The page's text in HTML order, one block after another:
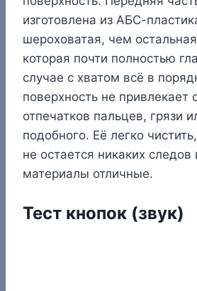
изготовлена из АБС-
шероховатая, чем
которая почти полностью
случае с хватом всё в
поверхность не
отпечатков пальцев, грязи
подобного. Её легко
не остается никаких
материалы отличные.
Тест кнопок (звук)